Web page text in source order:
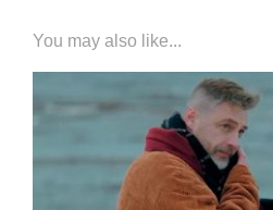
You may also like...